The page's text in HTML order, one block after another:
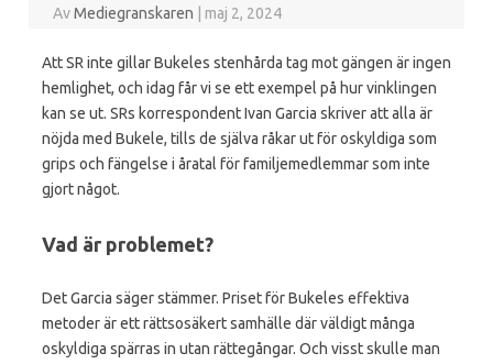
AvMediegranskaren maj 2, 2024
Att SR inte gillar Bukeles stenhårda tag mot gängen är ingen
hemlighet, och idag får vi se ett exempel på hur vinklingen
kan se ut. SRs korrespondent Ivan Garcia skriver att alla är
nöjda med Bukele, tills de själva råkar ut för oskyldiga som
grips och fängelse i åratal för familjemedlemmar som inte
gjort något.
Vad är problemet?
Det Garcia säger stämmer. Priset för Bukeles effektiva
metoder är ett rättsosäkert samhälle där väldigt många
oskyldiga spärras in utan rättegångar. Och visst skulle man